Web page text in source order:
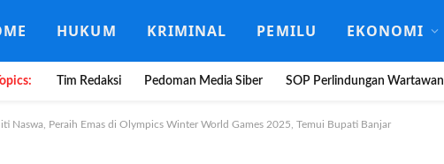
HUKUM KRIMINAL PEMILU EKONOMI
Tim Redaksi Pedoman Media Siber SOP Perlindungan Wartawan
Naswa, Peraih Emas di Olympics Winter World Games 2025, Temui Bupati Banjar